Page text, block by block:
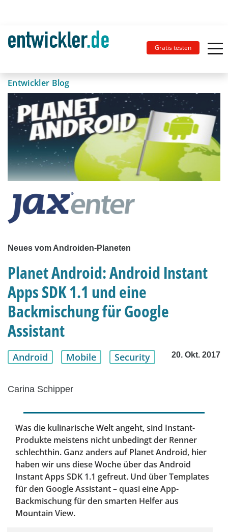
Gratis testen
Entwickler Blog
Neues vom Androiden-Planeten
Planet Android: Android Instant
Apps SDK 1.1 und eine
Backmischung für Google
Assistant
Android Mobile Security 20. Okt. 2017
Carina Schipper
Was die kulinarische Welt angeht, sind Instant-
Produkte meistens nicht unbedingt der Renner
schlechthin. Ganz anders auf Planet Android, hier
haben wir uns diese Woche über das Android
Instant Apps SDK 1.1 gefreut. Und über Templates
für den Google Assistant – quasi eine App-
Backmischung für den smarten Helfer aus
Mountain View.